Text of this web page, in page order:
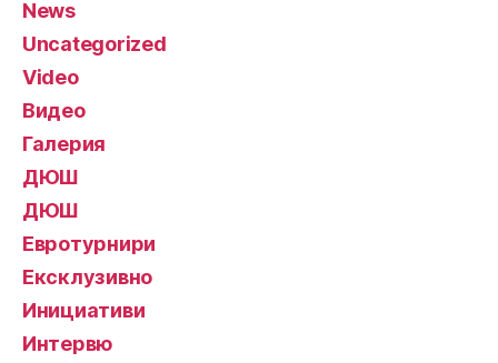
News
Uncategorized
Video
Видео
Галерия
ДЮШ
ДЮШ
Евротурнири
Ексклузивно
Инициативи
Интервю